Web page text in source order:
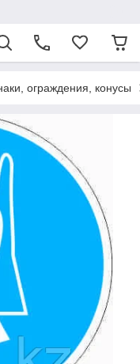
ограждения, конусы